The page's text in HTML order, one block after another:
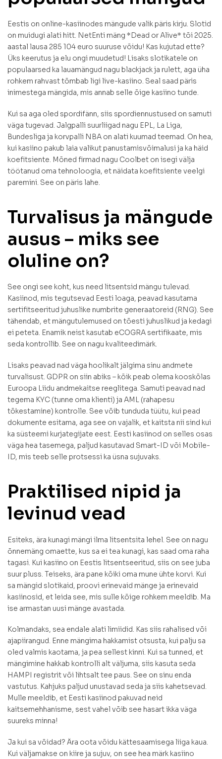
Eestis on online-kasiinodes mängude valik päris kirju. Slotid
on muidugi alati hitt. NetEnti mäng *Dead or Alive* tõi 2025.
aastal lausa 285 104 euro suuruse võidu! Kas kujutad ette?
Üks keerutus ja elu ongi muudetud! Lisaks slotikatele on
populaarsed ka lauamängud nagu blackjack ja rulett, aga üha
rohkem rahvast tõmbab ligi live-kasiino. Seal saad päris
inimestega mängida, mis annab selle õige kasiino tunde.
Kui sa aga oled spordifänn, siis spordiennustused on samuti
väga tugevad. Jalgpalli suurliigad nagu EPL, La Liga,
Bundesliga ja korvpalli NBA on alati kuumad teemad. On hea,
kui kasiino pakub laia valikut panustamisvõimalusi ja ka häid
koefitsiente. Mõned firmad nagu Coolbet on isegi välja
töötanud oma tehnoloogia, et näidata koefitsiente veelgi
paremini. See on päris lahe.
Turvalisus ja mängude
ausus – miks see
oluline on?
See ongi see koht, kus need litsentsid mängu tulevad.
Kasiinod, mis tegutsevad Eesti loaga, peavad kasutama
sertifitseeritud juhuslike numbrite generaatoreid (RNG). See
tähendab, et mängutulemused on tõesti juhuslikud ja kedagi
ei peteta. Enamik neist kasutab eCOGRA sertifikaate, mis
seda kontrollib. See on nagu kvaliteedimärk.
Lisaks peavad nad väga hoolikalt jälgima sinu andmete
turvalisust. GDPR on siin abiks – kõik peab olema kooskõlas
Euroopa Liidu andmekaitse reeglitega. Samuti peavad nad
tegema KYC (tunne oma klienti) ja AML (rahapesu
tõkestamine) kontrolle. See võib tunduda tüütu, kui pead
dokumente esitama, aga see on vajalik, et kaitsta nii sind kui
ka süsteemi kurjategijate eest. Eesti kasiinod on selles osas
väga hea tasemega, paljud kasutavad Smart-ID või Mobile-
ID, mis teeb selle protsessi ka üsna sujuvaks.
Praktilised nipid ja
levinud vead
Esiteks, ära kunagi mängi ilma litsentsita lehel. See on nagu
õnnemäng omaette, kus sa ei tea kunagi, kas saad oma raha
tagasi. Kui kasiino on Eestis litsentseeritud, siis on see juba
suur pluss. Teiseks, ära pane kõiki oma mune ühte korvi. Kui
sa mängid slotikaid, proovi erinevaid mänge ja erinevaid
kasiinosid, et leida see, mis sulle kõige rohkem meeldib. Ma
ise armastan uusi mänge avastada.
Kolmandaks, sea endale alati limiidid. Kas siis rahalised või
ajapiirangud. Enne mängima hakkamist otsusta, kui palju sa
oled valmis kaotama, ja pea sellest kinni. Kui sa tunned, et
mängimine hakkab kontrolli alt väljuma, siis kasuta seda
HAMPI registrit või lihtsalt tee paus. See on sinu enda
vastutus. Kahjuks paljud unustavad seda ja siis kahetsevad.
Mulle meeldib, et Eesti kasiinod pakuvad neid
kaitsemehhanisme, sest vahel võib see hasart ikka väga
suureks minna!
Ja kui sa võidad? Ära oota võidu kättesaamisega liiga kaua.
Kui väljamakse on kiire ja sujuv, on see hea märk kasiino